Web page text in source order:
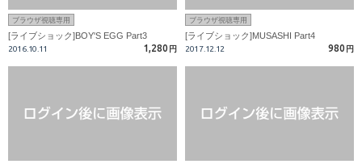
ブラウザ視聴専用
[ライブショック]BOY'S EGG Part3
2016.10.11 1,280 円
ブラウザ視聴専用
[ライブショック]MUSASHI Part4
2017.12.12 980 円